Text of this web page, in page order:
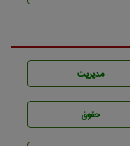
مديريت
حقوق